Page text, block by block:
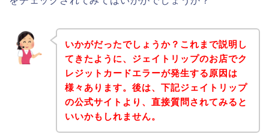
いかがだったでしょうか？これまで説明し
てきたように、ジェイトリップのお店でク
レジットカードエラーが発生する原因は
様々あります。後は、下記ジェイトリップ
の公式サイトより、直接質問されてみると
いいかもしれません。